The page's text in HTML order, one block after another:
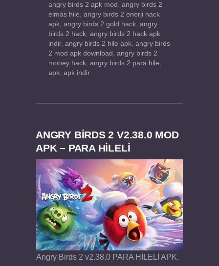
angry birds 2 apk mod
angry birds 2
elmas hile angry birds 2 enerji hack
apk angry birds 2 gold hack angry
birds 2 hack angry birds 2 hack apk
indir, angry birds 2 hile apk angry birds
2 mod apk download
angry birds 2
money hack angry birds 2 para hile
apk apk indir
ANGRY BIRDS 2 V2.38.0 MOD
APK – PARA HİLELİ
Angry Birds 2 v2.38.0 PARA HİLELİ APK,